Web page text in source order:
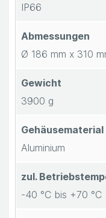
IP66
Abmessungen
Ø 186 mm x 310
Gewicht
3900 g
Gehäusematerial
Aluminium
zul.
-40 °C bis +70 °C